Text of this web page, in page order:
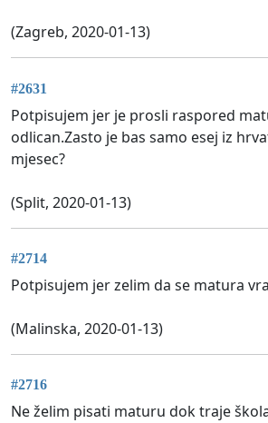
(Zagreb, 2020-01-13)
#2631
Potpisujem jer je prosli raspored
odlican.Zasto je bas samo esej iz
mjesec?
(Split, 2020-01-13)
#2714
Potpisujem jer zelim da se matura
(Malinska, 2020-01-13)
#2716
Ne želim pisati maturu dok traje